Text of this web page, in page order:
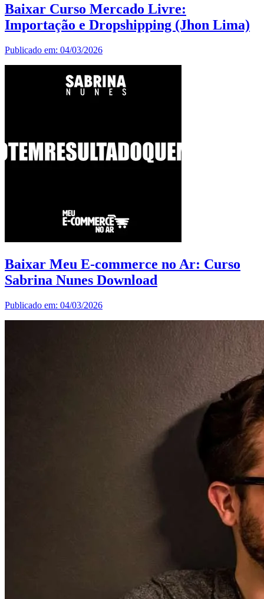
Baixar Curso Mercado Livre:
Importação e Dropshipping (Jhon Lima)
Publicado em: 04/03/2026
Baixar Meu E-commerce no Ar: Curso
Sabrina Nunes Download
Publicado em: 04/03/2026